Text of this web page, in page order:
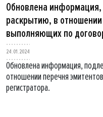
Обновлена
раскрытию, в
выполняющих по
24.01.2024
Обновлена информация,
отношении перечня
регистратора.